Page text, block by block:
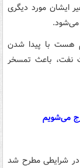
ایشان مورد دیگری
می‌شود.
هست با پیدا شدن
نفت، باعث تمسخر
می‌شویم
شرایطی مطرح شد